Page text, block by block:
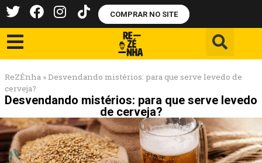
COMPRAR NO SITE
ReZÉnha »Desvendando mistérios: para que serve levedo de
cerveja?
Desvendando mistérios: para que serve levedo
de cerveja?